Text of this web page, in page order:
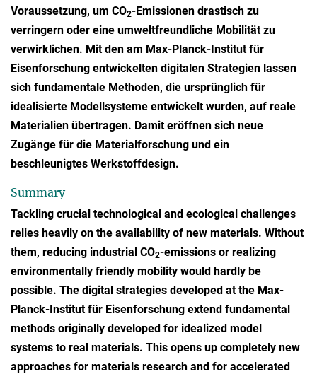
Voraussetzung, um CO2-Emissionen drastisch zu
verringern oder eine umweltfreundliche Mobilität zu
verwirklichen. Mit den am Max-Planck-Institut für
Eisenforschung entwickelten digitalen Strategien lassen
sich fundamentale Methoden, die ursprünglich für
idealisierte Modellsysteme entwickelt wurden, auf reale
Materialien übertragen. Damit eröffnen sich neue
Zugänge für die Materialforschung und ein
beschleunigtes Werkstoffdesign.
Summary
Tackling crucial technological and ecological challenges
relies heavily on the availability of new materials. Without
them, reducing industrial CO2-emissions or realizing
environmentally friendly mobility would hardly be
possible. The digital strategies developed at the Max-
Planck-Institut für Eisenforschung extend fundamental
methods originally developed for idealized model
systems to real materials. This opens up completely new
approaches for materials research and for accelerated